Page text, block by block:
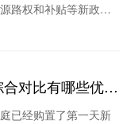
路权和补贴等新政策
对比有哪些优
已经购置了第一天新